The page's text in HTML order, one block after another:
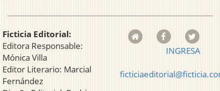
Ficticia Editorial:
Editora Responsable:
Mónica Villa
Editor Literario: Marcial
Fernández
INGRESA